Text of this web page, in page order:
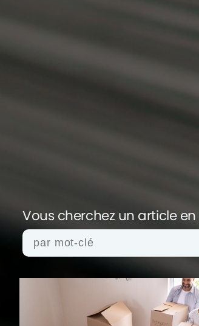
Vous cherchez un article en
architecture
gouvernement